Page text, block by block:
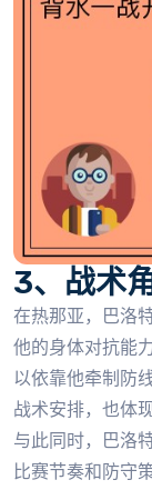
3、战术
在热那亚，巴洛
他的身体对抗能
以依靠他牵制防
战术安排，也体
与此同时，巴洛
比赛节奏和防守